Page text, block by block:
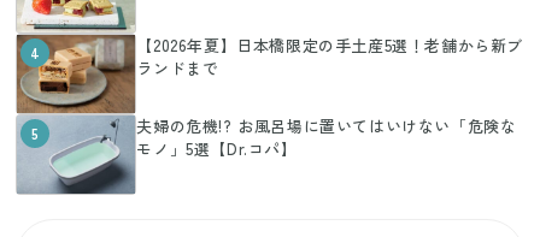
4
【2026年夏】日本橋限定の手土産5選！老舗から新ブ
ランドまで
5
夫婦の危機!? お風呂場に置いてはいけない「危険な
モノ」5選【Dr.コパ】